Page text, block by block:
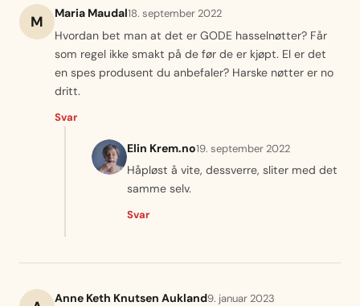
M Maria Maudal18. september 2022
Hvordan bet man at det er GODE hasselnøtter? Får
som regel ikke smakt på de før de er kjøpt. El er det
en spes produsent du anbefaler? Harske nøtter er no
dritt.
Svar
Elin Krem.no19. september 2022
Håpløst å vite, dessverre, sliter med det
samme selv.
Svar
Anne Keth Knutsen Aukland9. januar 2023